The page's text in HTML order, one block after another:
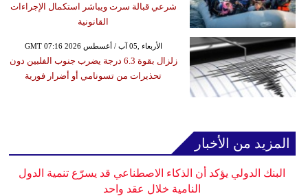
شرعي قبالة سرت ويباشر استكمال الإجراءات
القانونية
GMT 07:16 2026 الأربعاء ,05 آب / أغسطس
زلزال بقوة 6.3 درجة يضرب جنوب الفلبين دون
تحذيرات من تسونامي أو أضرار فورية
المزيد من الأخبار
البنك الدولي يؤكد أن الذكاء الاصطناعي قد يسرّع تنمية الدول
النامية خلال عقد واحد